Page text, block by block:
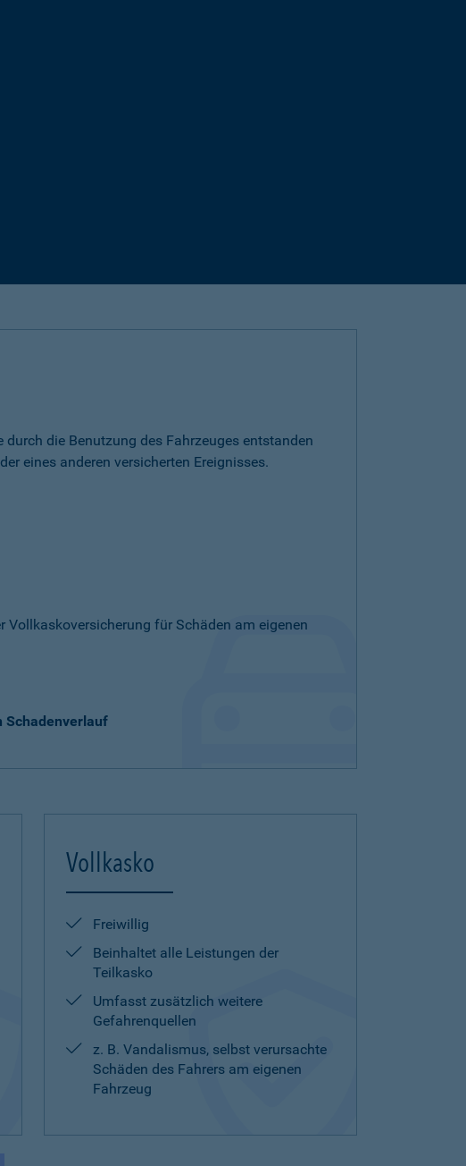
die Benutzung des Fahrzeuges entstanden
eines anderen versicherten Ereignisses.
für Schäden am eigenen
Schadenverlauf
Vollkasko
Freiwillig
Beinhaltet alle Leistungen der
Teilkasko
Umfasst zusätzlich weitere
Gefahrenquellen
z. B. Vandalismus, selbst verursachte
Schäden des Fahrers am eigenen
Fahrzeug